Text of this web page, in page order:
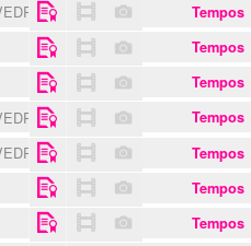
Tempos
Tempos
Tempos
Tempos
Tempos
Tempos
Tempos